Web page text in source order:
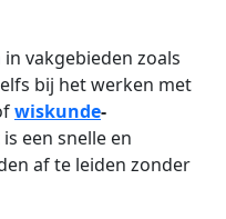
vakgebieden zoals
bij het werken met
wiskunde-
is een snelle en
af te leiden zonder